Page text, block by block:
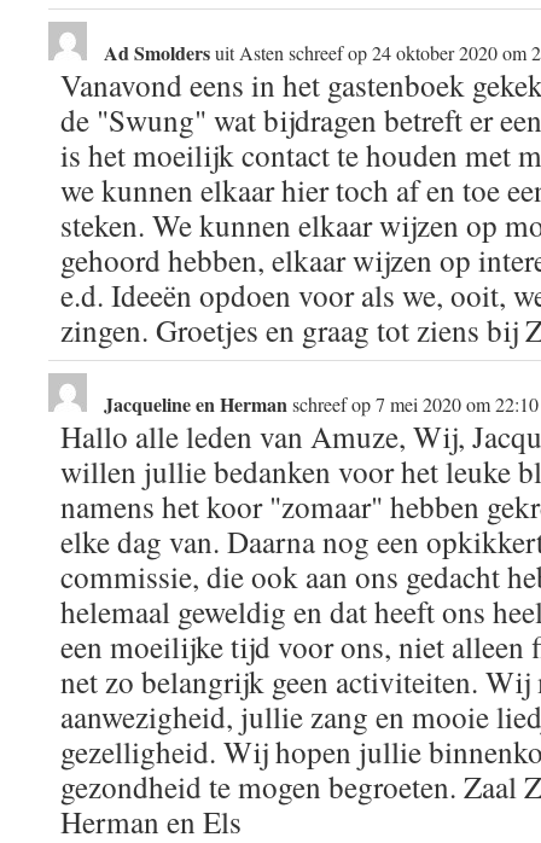
Ad Smoldersuit Asten schreef op24 oktober 2020om
Vanavond eens in het gastenboek
de "Swung" wat bijdragen betreft er
is het moeilijk contact te houden met
we kunnen elkaar hier toch af en toe
steken. We kunnen elkaar wijzen op
gehoord hebben, elkaar wijzen op
e.d. Ideeën opdoen voor als we, ooit,
zingen. Groetjes en graag tot ziens bij
Jacqueline en Hermanschreef op7 mei 2020om22:10
Hallo alle leden van Amuze, Wij,
willen jullie bedanken voor het leuke
namens het koor "zomaar" hebben
elke dag van. Daarna nog een
commissie, die ook aan ons gedacht
helemaal geweldig en dat heeft ons
een moeilijke tijd voor ons, niet alleen
net zo belangrijk geen activiteiten.
aanwezigheid, jullie zang en mooie
gezelligheid. Wij hopen jullie
gezondheid te mogen begroeten. Zaal
Herman en Els